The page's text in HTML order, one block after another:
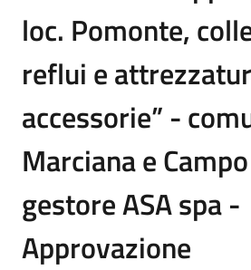
loc. Pomonte,
reflui e
accessorie” -
Marciana e
gestore ASA spa -
Approvazione